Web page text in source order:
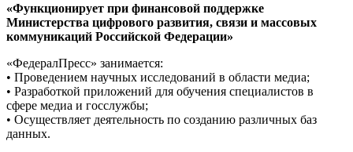
«Функционирует при финансовой поддержке
Министерства цифрового развития, связи и массовых
коммуникаций Российской Федерации»
«ФедералПресс» занимается:
• Проведением научных исследований в области медиа;
• Разработкой приложений для обучения специалистов в
сфере медиа и госслужбы;
• Осуществляет деятельность по созданию различных баз
данных.